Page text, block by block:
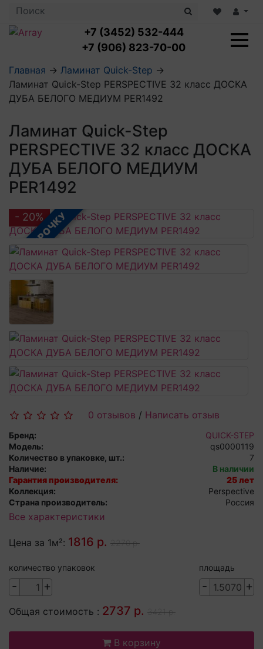
+7 (3452) 532-444
+7 (906) 823-70-00
Ламинат с укладкой
Влагостойкий ламинат
Посмотреть все категории
LOC FLOOR FANCY
LOC FLOOR ARCTIC
Посмотреть все категории
Кварцвиниловая плитка с укладкой
Клеевая кварцвиниловая плитка
Виниловый ламинат
Кварцвинил SPC OASIS
Посмотреть все категории
Плинтус
Профили для ступеней
Подложка
Аксессуары для напольных покрытий
Посмотреть все категории
Аксессуары для стеновых панелей
Посмотреть все категории
Главная → Ламинат Quick-Step →
Ламинат Quick-Step PERSPECTIVE 32 класс ДОСКА
ДУБА БЕЛОГО МЕДИУМ PER1492
Ламинат Quick-Step
PERSPECTIVE 32 класс ДОСКА
ДУБА БЕЛОГО МЕДИУМ
PER1492
В РАССРОЧКУ
- 20%
0 отзывов / Написать отзыв
Бренд:
QUICK-STEP
Модель:
qs0000119
Количество в упаковке, шт.:
7
Наличие:
В наличии
Гарантия производителя:
25 лет
Коллекция:
Perspective
Страна производитель:
Россия
Все характеристики
Цена за 1м²: 1816 р. 2270 р.
количество упаковок
- +
площадь
- +
Общая стоимость : 2737 р. 3421 р.
В корзину